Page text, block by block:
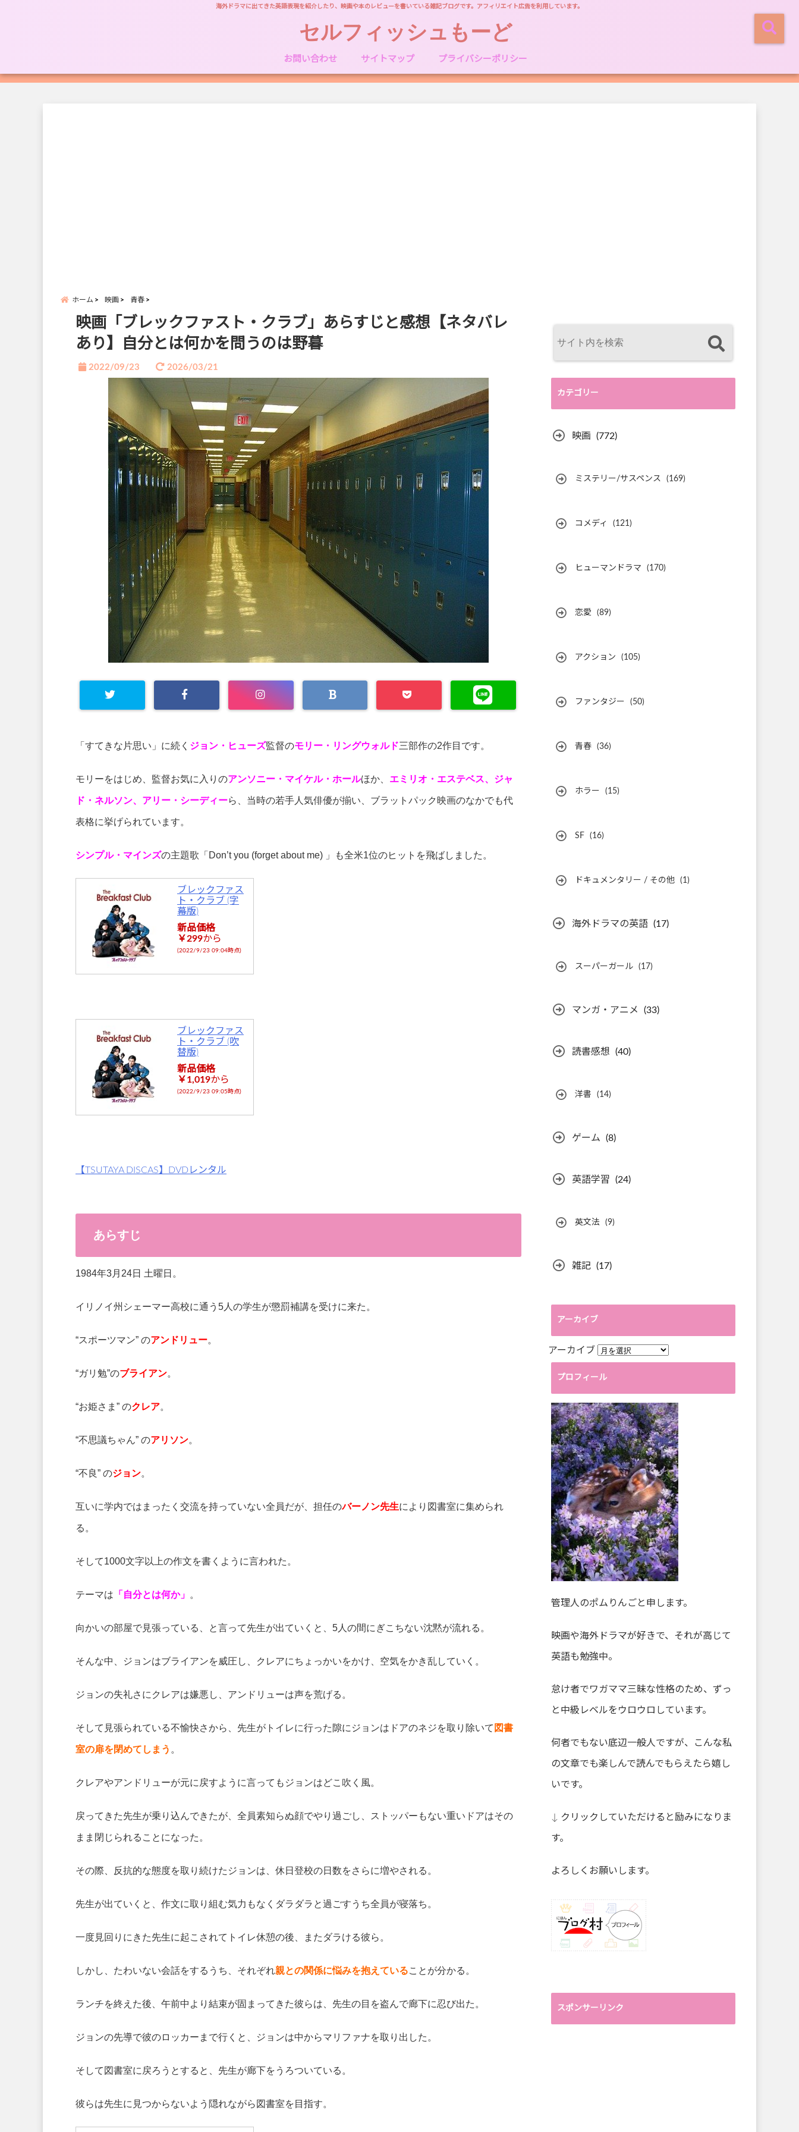
海外ドラマに出てきた英語表現を紹介したり、映画や本のレビューを書いている雑記ブログです。アフィリエイト広告を利用しています。
セルフィッシュもーど
お問い合わせ サイトマップ プライバシーポリシー
ホーム 映画 青春
映画「ブレックファスト・クラブ」あらすじと感想【ネタバレ
あり】自分とは何かを問うのは野暮
2022/09/23 2026/03/21
「すてきな片思い」に続く ジョン・ヒューズ監督のモリー・リングウォルド三部作の2作目です。
モリーをはじめ、監督お気に入りのアンソニー・マイケル・ホールほか、 エミリオ・エステベス、ジャ
ド・ネルソン、アリー・シーディーら、当時の若手人気俳優が揃い、ブラットパック映画のなかでも代
表格に挙げられています。
シンプル・マインズの主題歌「Don’t you (forget about me) 」も全米1位のヒットを飛ばしました。
ブレックファス
ト・クラブ (字
幕版)
新品価格
￥299から
(2022/9/23 09:04時点)
ブレックファス
ト・クラブ (吹
替版)
新品価格
￥1,019から
(2022/9/23 09:05時点)
【TSUTAYA DISCAS】DVDレンタル
あらすじ
1984年3月24日 土曜日。
イリノイ州シェーマー高校に通う5人の学生が懲罰補講を受けに来た。
“スポーツマン” のアンドリュー。
“ガリ勉”のブライアン。
“お姫さま” のクレア。
“不思議ちゃん” のアリソン。
“不良” のジョン。
互いに学内ではまったく交流を持っていない全員だが、担任のバーノン先生により図書室に集められ
る。
そして1000文字以上の作文を書くように言われた。
テーマは 「自分とは何か」 。
向かいの部屋で見張っている、と言って先生が出ていくと、5人の間にぎこちない沈黙が流れる。
そんな中、ジョンはブライアンを威圧し、クレアにちょっかいをかけ、空気をかき乱していく。
ジョンの失礼さにクレアは嫌悪し、アンドリューは声を荒げる。
そして見張られている不愉快さから、先生がトイレに行った隙にジョンはドアのネジを取り除いて 図書
室の扉を閉めてしまう 。
クレアやアンドリューが元に戻すように言ってもジョンはどこ吹く風。
戻ってきた先生が乗り込んできたが、全員素知らぬ顔でやり過ごし、ストッパーもない重いドアはその
まま閉じられることになった。
その際、反抗的な態度を取り続けたジョンは、休日登校の日数をさらに増やされる。
先生が出ていくと、作文に取り組む気力もなくダラダラと過ごすうち全員が寝落ち。
一度見回りにきた先生に起こされてトイレ休憩の後、またダラける彼ら。
しかし、たわいない会話をするうち、それぞれ親との関係に悩みを抱えていることが分かる。
ランチを終えた後、午前中より結束が固まってきた彼らは、先生の目を盗んで廊下に忍び出た。
ジョンの先導で彼のロッカーまで行くと、ジョンは中からマリファナを取り出した。
そして図書室に戻ろうとすると、先生が廊下をうろついている。
彼らは先生に見つからないよう隠れながら図書室を目指す。
カテゴリー
映画 (772)
ミステリー/サスペンス (169)
コメディ (121)
ヒューマンドラマ (170)
恋愛 (89)
アクション (105)
ファンタジー (50)
青春 (36)
ホラー (15)
SF (16)
ドキュメンタリー / その他 (1)
海外ドラマの英語 (17)
スーパーガール (17)
マンガ・アニメ (33)
読書感想 (40)
洋書 (14)
ゲーム (8)
英語学習 (24)
英文法 (9)
雑記 (17)
アーカイブ
アーカイブ
プロフィール
管理人のポムりんごと申します。
映画や海外ドラマが好きで、それが高じて
英語も勉強中。
怠け者でワガママ三昧な性格のため、ずっ
と中級レベルをウロウロしています。
何者でもない底辺一般人ですが、こんな私
の文章でも楽しんで読んでもらえたら嬉し
いです。
↓ クリックしていただけると励みになりま
す。
よろしくお願いします。
スポンサーリンク